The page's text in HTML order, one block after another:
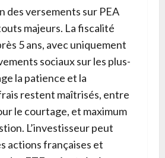
des versements sur PEA
majeurs. La fiscalité
5 ans, avec uniquement
sociaux sur les plus-
la patience et la
restent maîtrisés, entre
le courtage, et maximum
L’investisseur peut
actions françaises et